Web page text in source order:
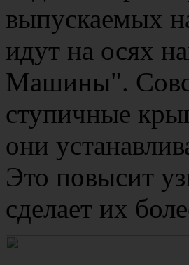
выпускаемых
идут на осях
Машины".
ступичные
они
Это повысит
сделает их